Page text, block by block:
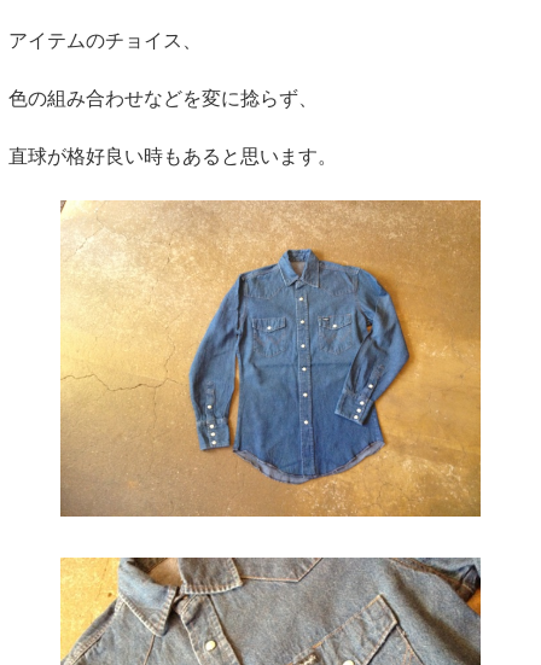
アイテムのチョイス、
色の組み合わせなどを変に捻らず、
直球が格好良い時もあると思います。